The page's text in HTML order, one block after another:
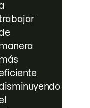
manera
más